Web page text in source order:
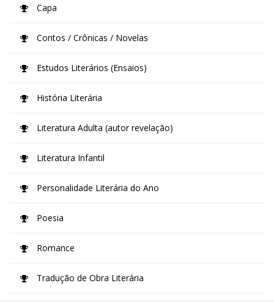
Capa
Contos / Crônicas / Novelas
Estudos Literários (Ensaios)
História Literária
Literatura Adulta (autor revelação)
Literatura Infantil
Personalidade Literária do Ano
Poesia
Romance
Tradução de Obra Literária